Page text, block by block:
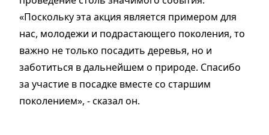
«Поскольку эта акция является примером для
нас, молодежи и подрастающего поколения, то
важно не только посадить деревья, но и
заботиться в дальнейшем о природе. Спасибо
за участие в посадке вместе со старшим
поколением», - сказал он.